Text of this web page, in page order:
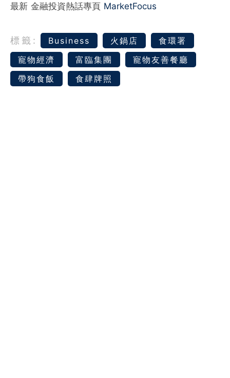
最新 金融投資熱話專頁 MarketFocus
標籤: Business 火鍋店
食環署
寵物經濟
富臨集團
寵物友善餐廳
帶狗食飯
食肆牌照